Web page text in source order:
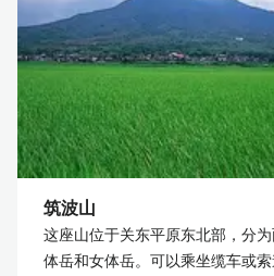
筑波山
这座山位于关东平原东北部，分
体岳和女体岳。可以乘坐缆车或